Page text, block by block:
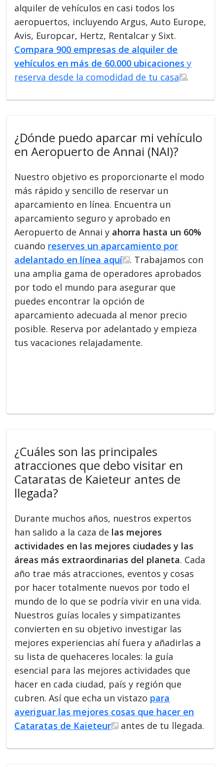
alquiler de vehículos en casi todos los
aeropuertos, incluyendo Argus, Auto Europe,
Avis, Europcar, Hertz, Rentalcar y Sixt.
Compara 900 empresas de alquiler de
vehículos en más de 60.000 ubicaciones y
reserva desde la comodidad de tu casa
.
¿Dónde puedo aparcar mi vehículo
en Aeropuerto de Annai (NAI)?
Nuestro objetivo es proporcionarte el modo
más rápido y sencillo de reservar un
aparcamiento en línea. Encuentra un
aparcamiento seguro y aprobado en
Aeropuerto de Annai y ahorra hasta un 60%
cuando reserves un aparcamiento por
adelantado en línea aquí
. Trabajamos con
una amplia gama de operadores aprobados
por todo el mundo para asegurar que
puedes encontrar la opción de
aparcamiento adecuada al menor precio
posible. Reserva por adelantado y empieza
tus vacaciones relajadamente.
¿Cuáles son las principales
atracciones que debo visitar en
Cataratas de Kaieteur antes de
llegada?
Durante muchos años, nuestros expertos
han salido a la caza de las mejores
actividades en las mejores ciudades y las
áreas más extraordinarias del planeta. Cada
año trae más atracciones, eventos y cosas
por hacer totalmente nuevos por todo el
mundo de lo que se podría vivir en una vida.
Nuestros guías locales y simpatizantes
convierten en su objetivo investigar las
mejores experiencias ahí fuera y añadirlas a
su lista de quehaceres locales: la guía
esencial para las mejores actividades que
hacer en cada ciudad, país y región que
cubren. Así que echa un vistazo para
averiguar las mejores cosas que hacer en
Cataratas de Kaieteur
antes de tu llegada.